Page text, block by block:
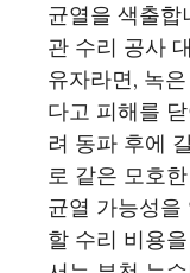
균열을 색출합
관 수리 공사
유자라면, 녹
다고 피해를
려 동파 후에
로 같은 모호
균열 가능성
할 수리 비용